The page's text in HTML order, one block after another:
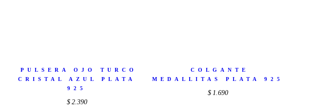
PULSERA OJO TURCO
CRISTAL AZUL PLATA
925
$ 2.390
COLGANTE
MEDALLITAS PLATA 925
$ 1.690